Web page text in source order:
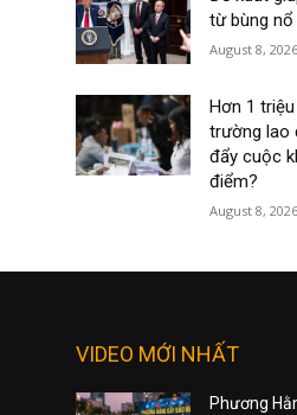
từ bùng
August 8, 2026
Hơn 1
trường lao
đẩy cuộc
điểm?
August 8, 2026
VIDEO MỚI NHẤT
Phương